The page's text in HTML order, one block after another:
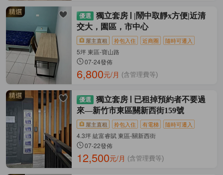
獨立套房
|鬧中取靜x方便|近清
交大，園區，市中心
屋主直租 拎包入住 近商圈 隨時可遷入
5坪 東區-寶山路
07-24發佈
6,800元/月 (含管理費等)
獨立套房
已租掉預約者不要過
來—新竹市東區關新西街159號
屋主直租 拎包入住 有電梯 隨時可遷入
4.3坪 紘富睿賦 東區-關新西街
07-22發佈
12,500元/月 (含管理費等)